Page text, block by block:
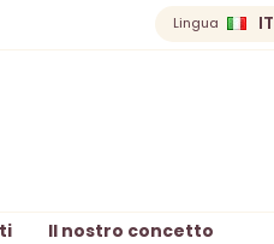
Lingua IT
Il nostro concetto